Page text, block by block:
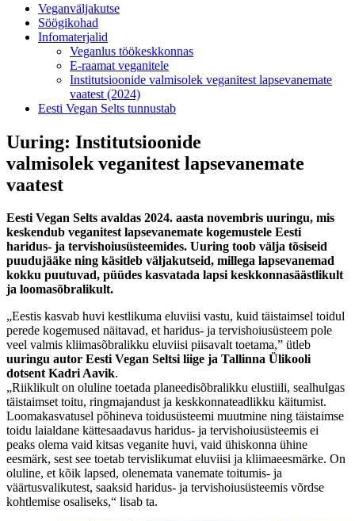
Veganväljakutse
Söögikohad
Infomaterjalid
Veganlus töökeskkonnas
E-raamat veganitele
Institutsioonide valmisolek veganitest lapsevanemate
vaatest (2024)
Eesti Vegan Selts tunnustab
Uuring: Institutsioonide
valmisolek veganitest lapsevanemate
vaatest
Eesti Vegan Selts avaldas 2024. aasta novembris uuringu, mis
keskendub veganitest lapsevanemate kogemustele Eesti
haridus- ja tervishoiusüsteemides. Uuring toob välja tõsiseid
puudujääke ning käsitleb väljakutseid, millega lapsevanemad
kokku puutuvad, püüdes kasvatada lapsi keskkonnasäästlikult
ja loomasõbralikult.
„Eestis kasvab huvi kestlikuma eluviisi vastu, kuid täistaimsel toidul
perede kogemused näitavad, et haridus- ja tervishoiusüsteem pole
veel valmis kliimasõbralikku eluviisi piisavalt toetama,” ütleb
uuringu autor Eesti Vegan Seltsi liige ja Tallinna Ülikooli
dotsent Kadri Aavik.
„Riiklikult on oluline toetada planeedisõbralikku elustiili, sealhulgas
täistaimset toitu, ringmajandust ja keskkonnateadlikku käitumist.
Loomakasvatusel põhineva toidusüsteemi muutmine ning täistaimse
toidu laialdane kättesaadavus haridus- ja tervishoiusüsteemis ei
peaks olema vaid kitsas veganite huvi, vaid ühiskonna ühine
eesmärk, sest see toetab tervislikumat eluviisi ja kliimaeesmärke. On
oluline, et kõik lapsed, olenemata vanemate toitumis- ja
väärtusvalikutest, saaksid haridus- ja tervishoiusüsteemis võrdse
kohtlemise osaliseks,“ lisab ta.